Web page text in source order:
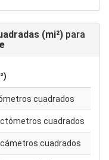
(mi²) para
cuadrados
cuadrados
cuadrados